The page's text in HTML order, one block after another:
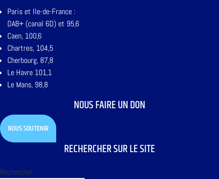
Paris et Ile-de-France :
DAB+ (canal 6D) et 95,6
Caen, 100,6
Chartres, 104,5
Cherbourg, 87,8
Le Havre 101,1
Le Mans, 98,8
NOUS FAIRE UN DON
NOUS SOUTENIR
RECHERCHER SUR LE SITE
Rechercher